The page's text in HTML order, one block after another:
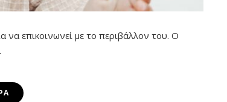
να επικοινωνεί με το περιβάλλον του. Ο